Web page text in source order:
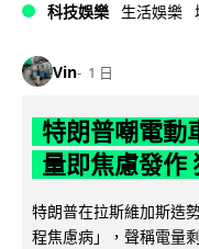
科技娛樂 生活娛樂
Vin 1 日
特朗普嘲電動
量即焦慮發作
特朗普在拉斯維加斯造
程焦慮病」，聲稱電量